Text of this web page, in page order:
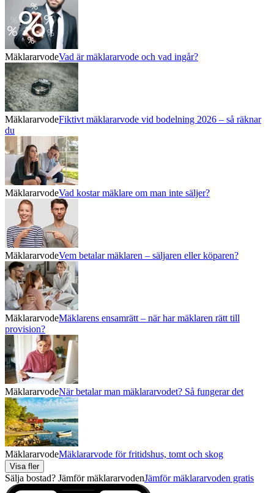
MäklararvodeVad är mäklararvode och vad ingår?
MäklararvodeFiktivt mäklararvode vid bodelning 2026 – så räknar
du
MäklararvodeVad kostar mäklare om man inte säljer?
MäklararvodeVem betalar mäklaren – säljaren eller köparen?
MäklararvodeMäklarens ensamrätt – när har mäklaren rätt till
provision?
MäklararvodeNär betalar man mäklararvodet? Så fungerar det
MäklararvodeMäklararvode för fritidshus, tomt och skog
Visa fler
Sälja bostad? Jämför mäklararvodenJämför mäklararvoden gratis